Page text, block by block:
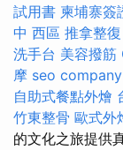
試用書 柬埔寨簽
中 西區 推拿整復
洗手台 美容撥筋
摩 seo company
自助式餐點外燴
竹東整骨 歐式外
的文化之旅提供